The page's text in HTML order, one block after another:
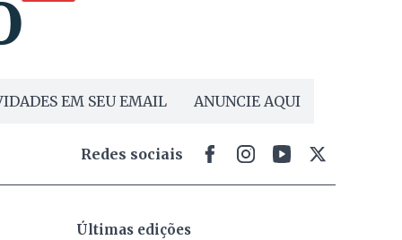
EM SEU EMAIL ANUNCIE AQUI
Redes sociais
Últimas edições